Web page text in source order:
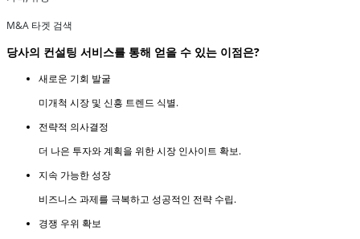
M&A 타겟 검색
당사의 컨설팅 서비스를 통해 얻을 수 있는 이점은?
새로운 기회 발굴
미개척 시장 및 신흥 트렌드 식별.
전략적 의사결정
더 나은 투자와 계획을 위한 시장 인사이트 확보.
지속 가능한 성장
비즈니스 과제를 극복하고 성공적인 전략 수립.
경쟁 우위 확보